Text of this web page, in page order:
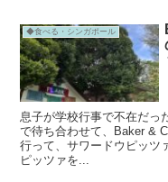
◆食べる・シンガポール
息子が学校行事で不在だっ
で待ち合わせて、Baker &
行って、サワードウピッツ
ピッツァを...